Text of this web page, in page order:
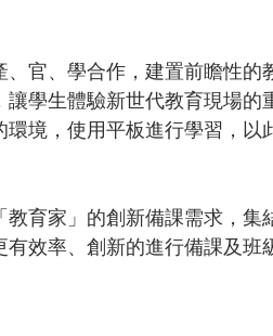
官、學合作，建置前瞻性的
學生體驗新世代教育現場的
境，使用平板進行學習，以
育家」的創新備課需求，集
效率、創新的進行備課及班